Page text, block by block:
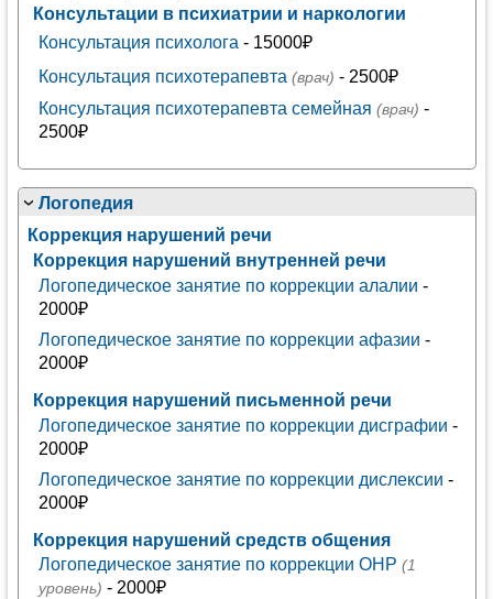
Консультации в психиатрии и наркологии
Консультация психолога - 15000₽
Консультация психотерапевта (врач) - 2500₽
Консультация психотерапевта семейная (врач) -
2500₽
Логопедия
Коррекция нарушений речи
Коррекция нарушений внутренней речи
Логопедическое занятие по коррекции алалии -
2000₽
Логопедическое занятие по коррекции афазии -
2000₽
Коррекция нарушений письменной речи
Логопедическое занятие по коррекции дисграфии -
2000₽
Логопедическое занятие по коррекции дислексии -
2000₽
Коррекция нарушений средств общения
Логопедическое занятие по коррекции ОНР (1
уровень) - 2000₽